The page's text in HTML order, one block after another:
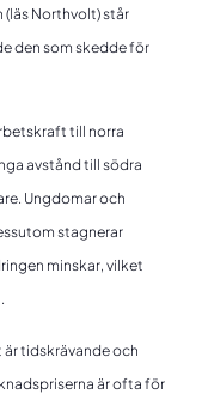
(läs Northvolt) står
den som skedde för
till norra
avstånd till södra
Ungdomar och
stagnerar
minskar, vilket
tidskrävande och
är ofta för